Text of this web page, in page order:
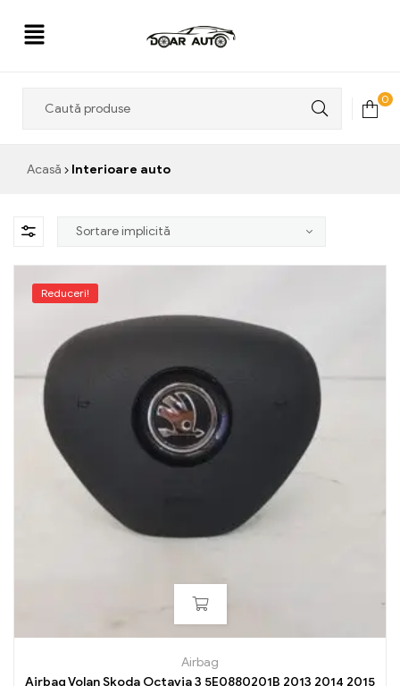
0
Acasă Interioare auto
Reduceri!
Airbag
Airbag Volan Skoda Octavia 3 5E0880201B 2013 2014 2015